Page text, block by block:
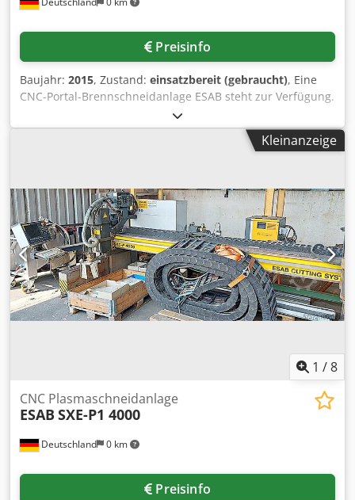
Beschichtungen ESAB 360 CV Konstantspannungs-
Schweiß-/Spritzstrom: bis 450 A Einschaltdauer: 450 A bei
60 % 350 A bei 100 % Schutzart: IP21 Zustand:Gebraucht
Gebrauchsspuren Verkauf erfolgt wie abgebildet.
Einsatzbereiche: Thermisches Lichtbogenspritzen (Arc
Spray) Verschleißschutzbeschichtungen Korrosionsschutz
Reparatur und Wiederaufbereitung von Wellen,
Lagersitzen und Maschinenbauteilen Metallisierung von
Abholung ist nach Absprache möglich.
Preisinfo
Baujahr: 2015, Zustand: einsatzbereit (gebraucht), Eine
CNC-Portal-Brennschneidanlage ESAB steht zur Verfügung.
Spurbreite: 4000mm, Schneidedimensionen X/Y:
3000mm/6000mm, Laufbahnlänge: 8000mm,
Laufbahnhöhe: 465mm, Tischhöhe: 700mm,
Schneidverfahren: Autogen/Plasma, Brenner: Cooljet-Pro,
Plasmaquelle: m3 202 EPP 202 GEN 2, Plasmabrenner: PT-
36. Filterleistung: 9000m³/h, Filterfläche: 180m²,
Partikelgröße: 0,1µm. Die Plasmaquellenkühlung muss
repariert werden. Dokumentation vorhanden. Eine
Besichtigung vor Ort ist möglich. Cjdpfjw Azu Isx Afdeha
Kleinanzeige
1 /8
Deutschland 0 km
CNC Plasmaschneidanlage
ESAB SXE-P1 4000
Preisinfo